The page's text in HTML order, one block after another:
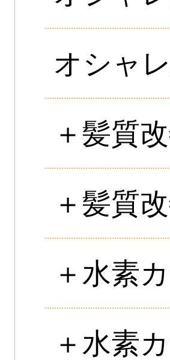
オシャ
＋髪質
＋髪質
＋水素
＋水素